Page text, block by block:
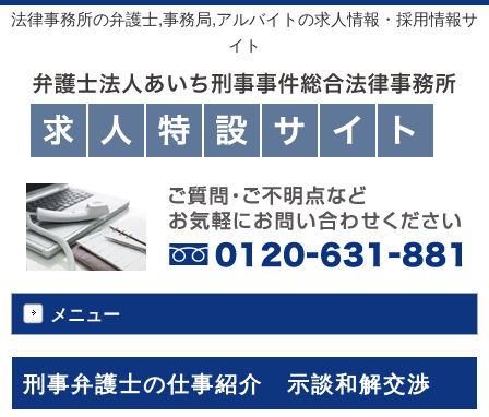
法律事務所の弁護士,事務局,アルバイトの求人情報・採用情報サ
イト
メニュー
刑事弁護士の仕事紹介 示談和解交渉